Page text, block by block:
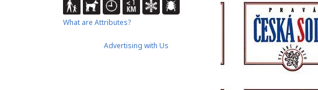
What are Attributes?
Advertising with Us